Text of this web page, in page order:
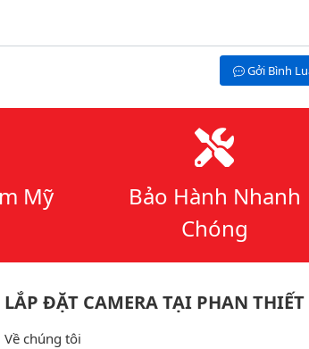
Gởi Bình
Mỹ
Bảo Hành Nhanh
Chóng
LẮP ĐẶT CAMERA TẠI PHAN THIẾT
Về chúng tôi